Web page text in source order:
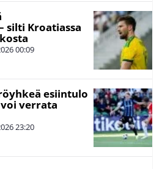
silti Kroatiassa
00:09
esiintulo
verrata
23:20